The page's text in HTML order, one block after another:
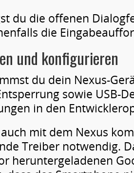
du die offenen
die
und konfigurieren
du dein Nexus-
sowie USB-
in den
mit dem Nexus
Treiber notwendig.
heruntergeladenen